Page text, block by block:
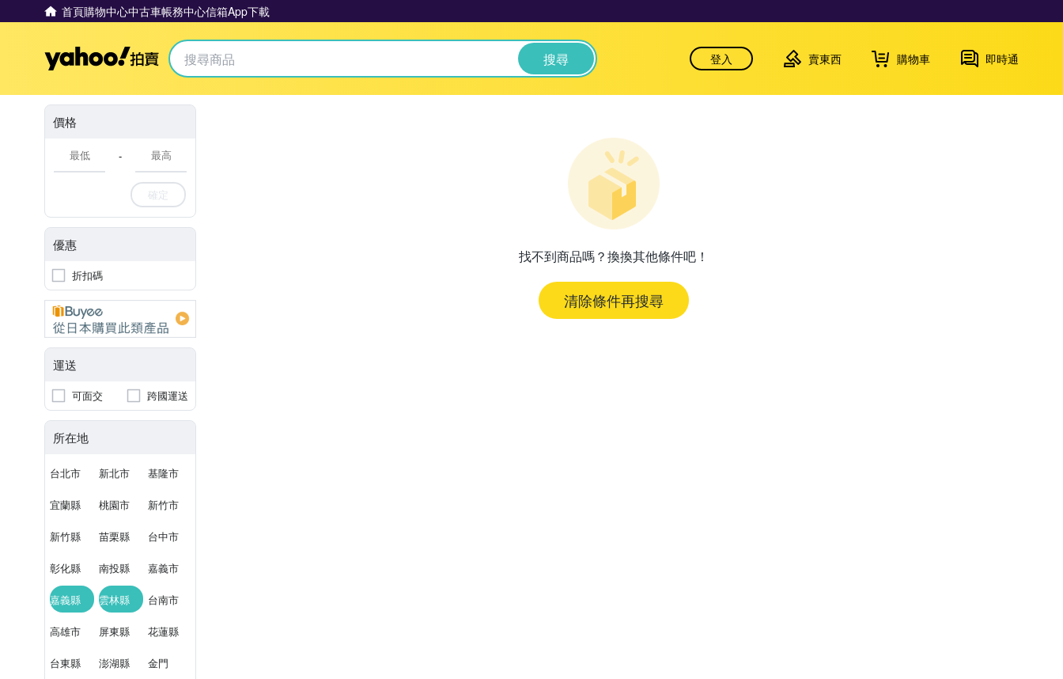
首頁購物中心中古車帳務中心信箱App下載
Yahoo拍賣 搜尋 登入 賣東西 購物車 即時通
價格
-
確定
優惠
折扣碼
運送
可面交 跨國運送
所在地
台北市 新北市 基隆市
宜蘭縣 桃園市 新竹市
新竹縣 苗栗縣 台中市
彰化縣 南投縣 嘉義市
嘉義縣 雲林縣 台南市
高雄市 屏東縣 花蓮縣
台東縣 澎湖縣 金門
找不到商品嗎？換換其他條件吧！
清除條件再搜尋